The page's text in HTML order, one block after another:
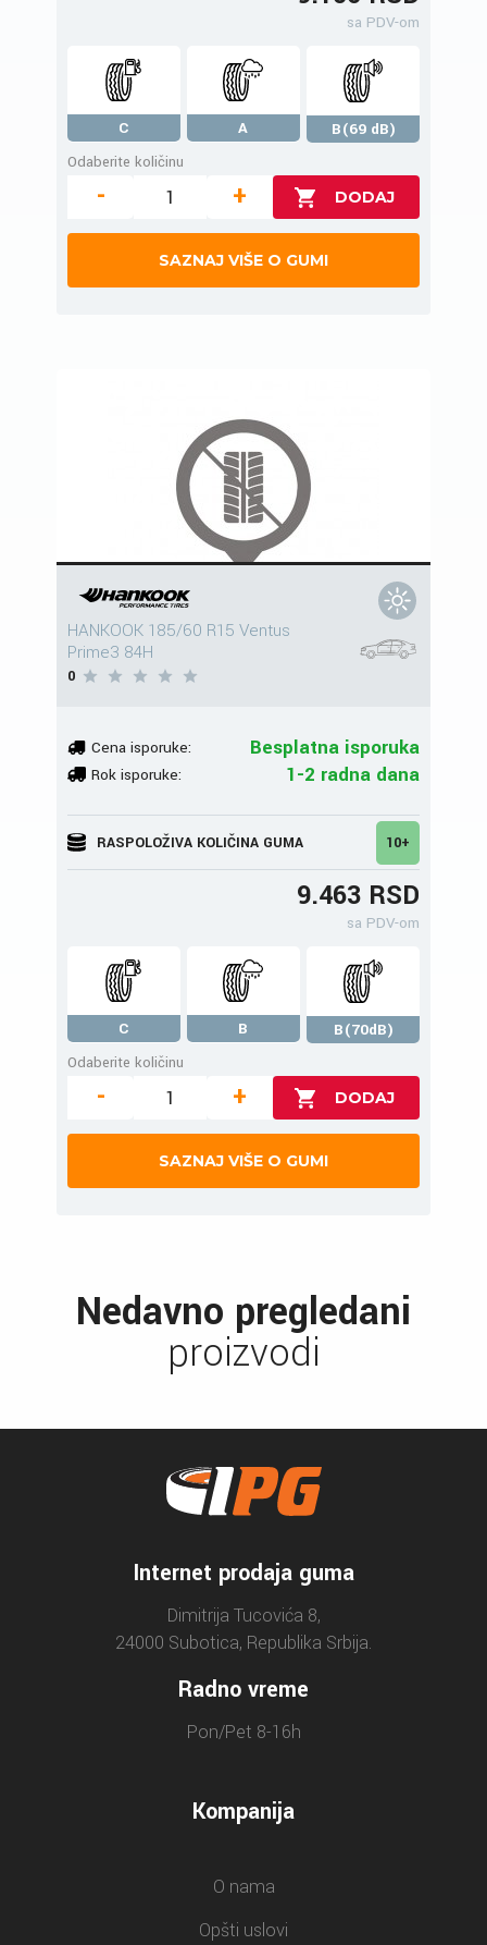
sa PDV-om
C A
B(69 dB)
Odaberite količinu
- +
SAZNAJ VIŠE O GUMI
HANKOOK 185/60 R15 Ventus
Prime3 84H
0
Cena isporuke: Besplatna isporuka
Rok isporuke: 1-2 radna dana
RASPOLOŽIVA KOLIČINA GUMA 10+
9.463 RSD
sa PDV-om
C B
B(70dB)
Odaberite količinu
- +
SAZNAJ VIŠE O GUMI
Nedavno pregledani
proizvodi
Internet prodaja guma
Dimitrija Tucovića 8,
24000 Subotica, Republika Srbija.
Radno vreme
Pon/Pet 8-16h
Kompanija
O nama
Opšti uslovi